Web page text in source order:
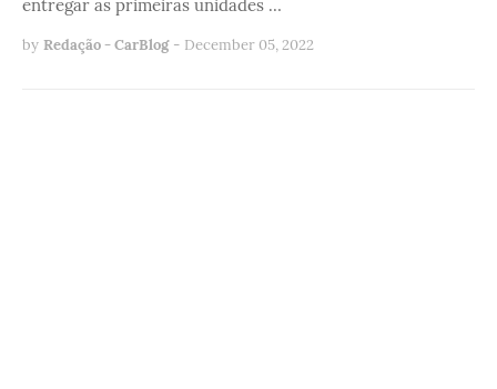
entregar as primeiras unidades …
by Redação - CarBlog - December 05, 2022